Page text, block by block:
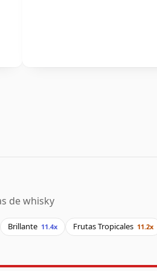
de whisky
Brillante 11.4x Frutas Tropicales 11.2x